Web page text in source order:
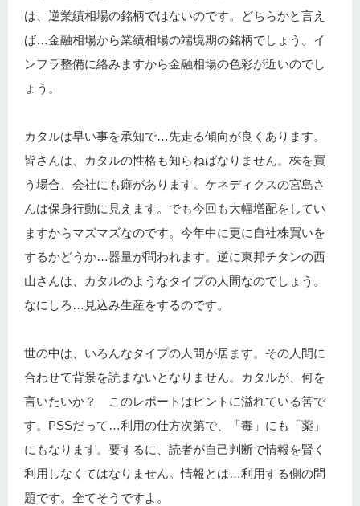
は、逆業績相場の銘柄ではないのです。どちらかと言え
ば…金融相場から業績相場の端境期の銘柄でしょう。イ
ンフラ整備に絡みますから金融相場の色彩が近いのでし
ょう。
カタルは早い事を承知で…先走る傾向が良くあります。
皆さんは、カタルの性格も知らねばなりません。株を買
う場合、会社にも癖があります。ケネディクスの宮島さ
んは保身行動に見えます。でも今回も大幅増配をしてい
ますからマズマズなのです。今年中に更に自社株買いを
するかどうか…器量が問われます。逆に東邦チタンの西
山さんは、カタルのようなタイプの人間なのでしょう。
なにしろ…見込み生産をするのです。
世の中は、いろんなタイプの人間が居ます。その人間に
合わせて背景を読まないとなりません。カタルが、何を
言いたいか？ このレポートはヒントに溢れている筈で
す。PSSだって…利用の仕方次第で、「毒」にも「薬」
にもなります。要するに、読者が自己判断で情報を賢く
利用しなくてはなりません。情報とは…利用する側の問
題です。全てそうですよ。